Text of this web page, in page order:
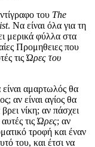
του The
. Να είναι όλα για τη
μερικά φύλλα στα
Προμηθειες που
τις Ώρες του
αμαρτωλός θα
αν είναι αγίος θα
νίκη; αν πάσχει
τις Ώρες; αν
τροφή και έναν
του, και έτσι να